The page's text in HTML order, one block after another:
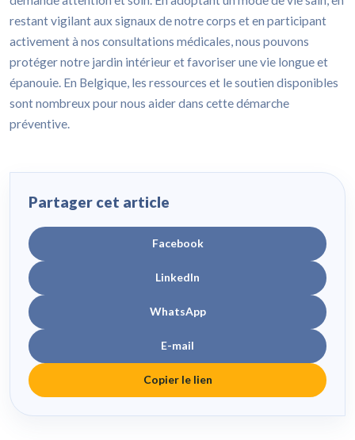
restant vigilant aux signaux de notre corps et en participant
activement à nos consultations médicales, nous pouvons
protéger notre jardin intérieur et favoriser une vie longue et
épanouie. En Belgique, les ressources et le soutien disponibles
sont nombreux pour nous aider dans cette démarche
préventive.
Partager cet article
Facebook
LinkedIn
WhatsApp
E-mail
Copier le lien